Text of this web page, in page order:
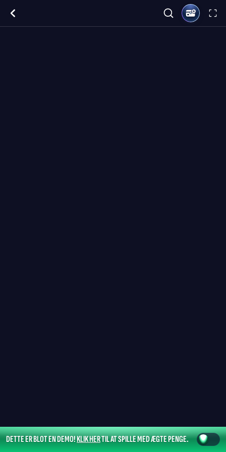
DETTE ER BLOT EN DEMO!KLIK HERTIL AT SPILLE MED ÆGTE PENGE.